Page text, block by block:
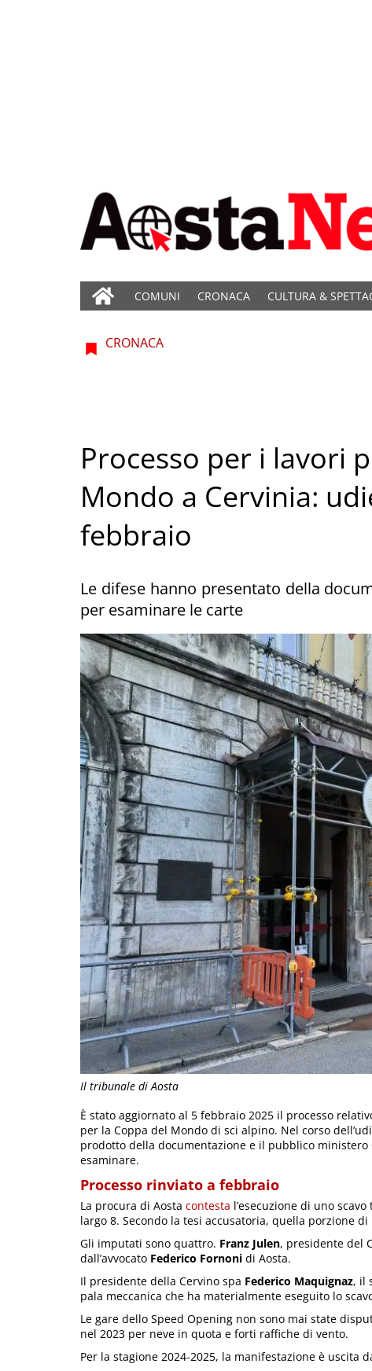
COMUNI CRONACA CULTURA &
Il tribunale di Aosta
CRONACA
Processo per i lavori
Mondo a Cervinia:
febbraio
Le difese hanno presentato della
per esaminare le carte
È stato aggiornato al 5 febbraio 2025 il processo
per la Coppa del Mondo di sci alpino. Nel corso
prodotto della documentazione e il pubblico ministero
esaminare.
Processo rinviato a febbraio
La procura di Aosta contesta l’esecuzione di uno
largo 8. Secondo la tesi accusatoria, quella porzione
Gli imputati sono quattro. Franz Julen, presidente del
dall’avvocato Federico Fornoni di Aosta.
Il presidente della Cervino spa Federico Maquignaz, il
pala meccanica che ha materialmente eseguito lo
Le gare dello Speed Opening non sono mai state
nel 2023 per neve in quota e forti raffiche di vento.
Per la stagione 2024-2025, la manifestazione è uscita